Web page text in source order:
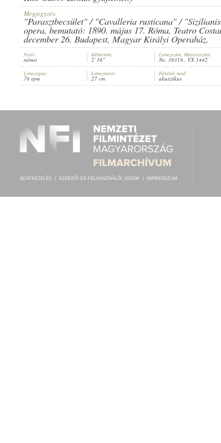
LEO SLEZAK,ISMERETLEN ZENÉSZ (ZONGORA)
Megjegyzés:
"Parasztbecsület" / "Cavalleria rusticana" /
opera, bemutató: 1890. május 17. Róma, Teatro
december 26. Budapest, Magyar Királyi Operaház.
Nyelv:
német
Időtartam:
2' 16"
Lemezszám, Matricaszám:
No. 38319., VX 1442
Lemeztípus:
78 rpm
Lemezméret:
27 cm
Felvételi mód:
akusztikus
ADATKEZELÉS SZERZŐI ÉS FELHASZNÁLÓI JOGOK IMPRESSZUM